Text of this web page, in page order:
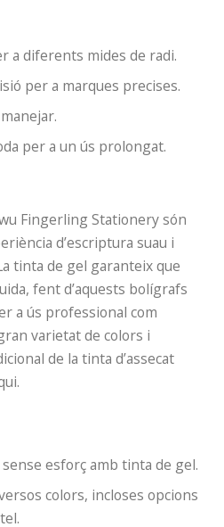
a diferents mides de radi.
per a marques precises.
per a un ús prolongat.
Fingerling Stationery són
d’escriptura suau i
tinta de gel garanteix que
fent d’aquests bolígrafs
a ús professional com
varietat de colors i
de la tinta d’assecat
esforç amb tinta de gel.
colors, incloses opcions